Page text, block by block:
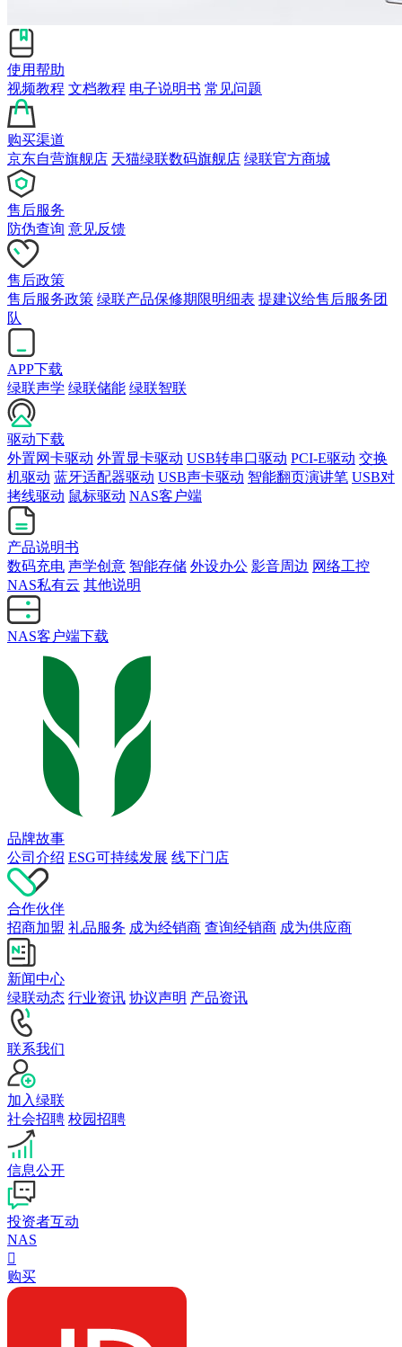
使用帮助
视频教程 文档教程 电子说明书 常见问题
购买渠道
京东自营旗舰店 天猫绿联数码旗舰店 绿联官方商城
售后服务
防伪查询 意见反馈
售后政策
售后服务政策 绿联产品保修期限明细表 提建议给售后服务团
队
APP下载
绿联声学 绿联储能 绿联智联
驱动下载
外置网卡驱动 外置显卡驱动 USB转串口驱动 PCI-E驱动 交换
机驱动 蓝牙适配器驱动 USB声卡驱动 智能翻页演讲笔 USB对
拷线驱动 鼠标驱动 NAS客户端
产品说明书
数码充电 声学创意 智能存储 外设办公 影音周边 网络工控
NAS私有云 其他说明
NAS客户端下载
品牌故事
公司介绍 ESG可持续发展 线下门店
合作伙伴
招商加盟 礼品服务 成为经销商 查询经销商 成为供应商
新闻中心
绿联动态 行业资讯 协议声明 产品资讯
联系我们
加入绿联
社会招聘 校园招聘
信息公开
投资者互动
NAS

购买